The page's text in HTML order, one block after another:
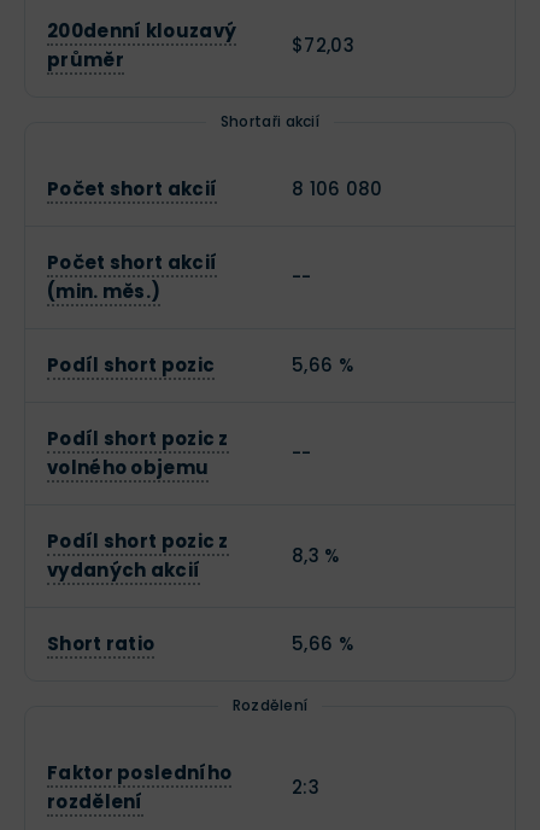
200denní klouzavý
průměr
$72,03
Shortaři akcií
Počet short akcií 8 106 080
Počet short akcií
(min. měs.)
--
Podíl short pozic 5,66 %
Podíl short pozic z
volného objemu
--
Podíl short pozic z
vydaných akcií
8,3 %
Short ratio 5,66 %
Rozdělení
Faktor posledního
rozdělení
2:3